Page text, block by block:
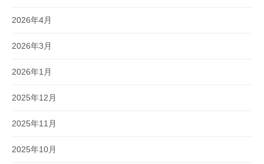
2026年4月
2026年3月
2026年1月
2025年12月
2025年11月
2025年10月